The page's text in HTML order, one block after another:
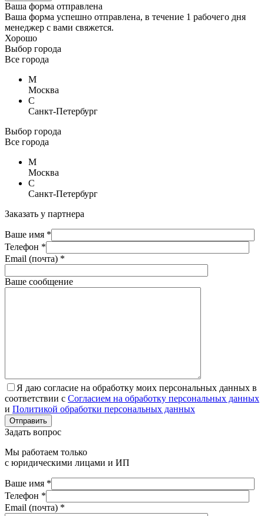
Ваша форма отправлена
Ваша форма успешно отправлена, в течение 1 рабочего дня
менеджер с вами свяжется.
Хорошо
Выбор города
Все города
М
Москва
С
Санкт-Петербург
Выбор города
Все города
М
Москва
С
Санкт-Петербург
Заказать у партнера
Ваше имя *
Телефон *
Email (почта) *
Ваше сообщение
Я даю согласие на обработку моих персональных данных в
соответствии с Согласием на обработку персональных данных
и Политикой обработки персональных данных
Отправить
Задать вопрос
Мы работаем только
с юридическими лицами и ИП
Ваше имя *
Телефон *
Email (почта) *